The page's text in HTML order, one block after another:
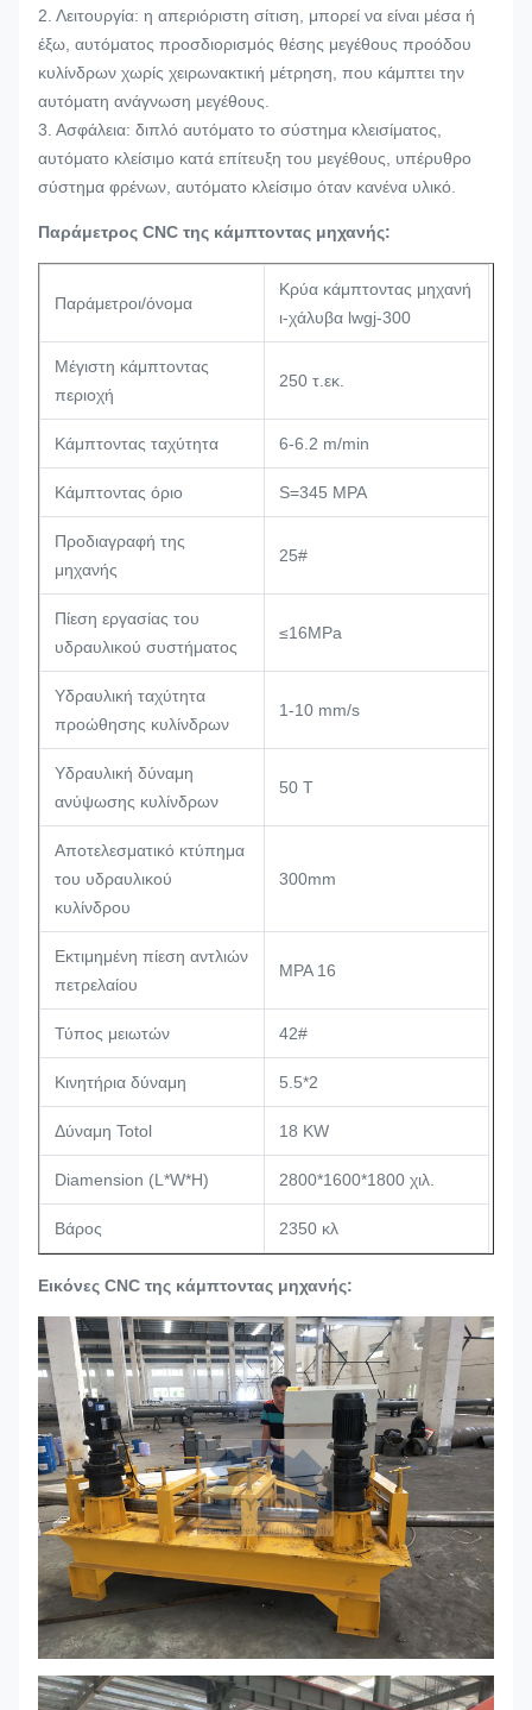
2. Λειτουργία: η απεριόριστη σίτιση, μπορεί να είναι μέσα ή
έξω, αυτόματος προσδιορισμός θέσης μεγέθους προόδου
κυλίνδρων χωρίς χειρωνακτική μέτρηση, που κάμπτει την
αυτόματη ανάγνωση μεγέθους.
3. Ασφάλεια: διπλό αυτόματο το σύστημα κλεισίματος,
αυτόματο κλείσιμο κατά επίτευξη του μεγέθους, υπέρυθρο
σύστημα φρένων, αυτόματο κλείσιμο όταν κανένα υλικό.
Παράμετρος CNC της κάμπτοντας μηχανής:
Παράμετροι/όνομα
Κρύα κάμπτοντας μηχανή
ι-χάλυβα lwgj-300
Μέγιστη κάμπτοντας
περιοχή
250 τ.εκ.
Κάμπτοντας ταχύτητα 6-6.2 m/min
Κάμπτοντας όριο S=345 MPA
Προδιαγραφή της
μηχανής
25#
Πίεση εργασίας του
υδραυλικού συστήματος
≤16MPa
Υδραυλική ταχύτητα
προώθησης κυλίνδρων
1-10 mm/s
Υδραυλική δύναμη
ανύψωσης κυλίνδρων
50 Τ
Αποτελεσματικό κτύπημα
του υδραυλικού
κυλίνδρου
300mm
Εκτιμημένη πίεση αντλιών
πετρελαίου
MPA 16
Τύπος μειωτών 42#
Κινητήρια δύναμη 5.5*2
Δύναμη Totol 18 KW
Diamension (L*W*H) 2800*1600*1800 χιλ.
Βάρος 2350 κλ
Εικόνες CNC της κάμπτοντας μηχανής: